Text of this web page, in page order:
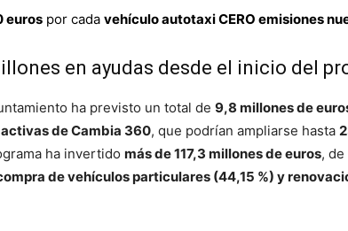
euros por cada vehículo autotaxi CERO emisiones
en ayudas desde el inicio del
ha previsto un total de 9,8 millones de
de Cambia 360, que podrían ampliarse hasta
ha invertido más de 117,3 millones de euros,
de vehículos particulares (44,15 %) y